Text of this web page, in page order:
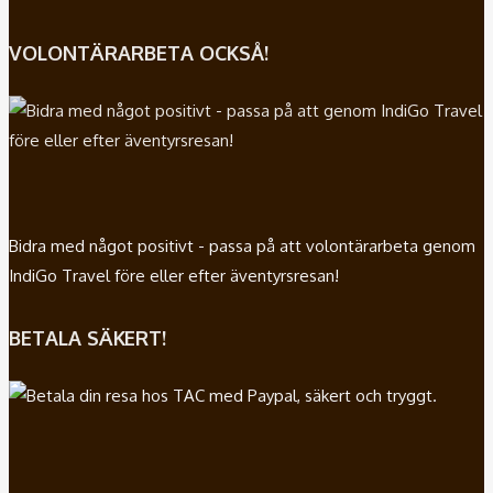
VOLONTÄRARBETA OCKSÅ!
Bidra med något positivt - passa på att volontärarbeta genom
IndiGo Travel före eller efter äventyrsresan!
BETALA SÄKERT!